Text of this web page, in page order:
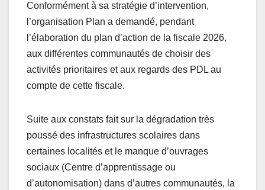
Conformément à sa stratégie d’intervention,
l’organisation Plan a demandé, pendant
l’élaboration du plan d’action de la fiscale 2026,
aux différentes communautés de choisir des
activités prioritaires et aux regards des PDL au
compte de cette fiscale.
Suite aux constats fait sur la dégradation très
poussé des infrastructures scolaires dans
certaines localités et le manque d’ouvrages
sociaux (Centre d’apprentissage ou
d’autonomisation) dans d’autres communautés, la